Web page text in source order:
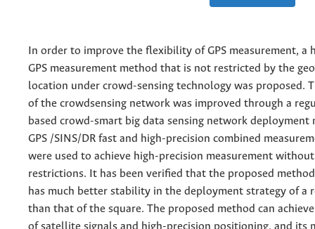
In order to improve the flexibility of GPS measurement, a
GPS measurement method that is not restricted by the
location under crowd-sensing technology was proposed.
of the crowdsensing network was improved through a
based crowd-smart big data sensing network deployment
GPS /SINS/DR fast and high-precision combined
were used to achieve high-precision measurement
restrictions. It has been verified that the proposed
has much better stability in the deployment strategy of a
than that of the square. The proposed method can
of satellite signals and high-precision positioning, and its